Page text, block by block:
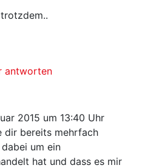
antworten
2015 um 13:40 Uhr
dir bereits mehrfach
um ein
hat und dass es mir